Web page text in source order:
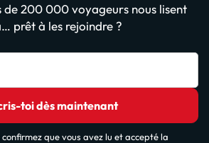
de 200 000 voyageurs nous lisent
prêt à les rejoindre ?
toi dès maintenant
que vous avez lu et accepté la